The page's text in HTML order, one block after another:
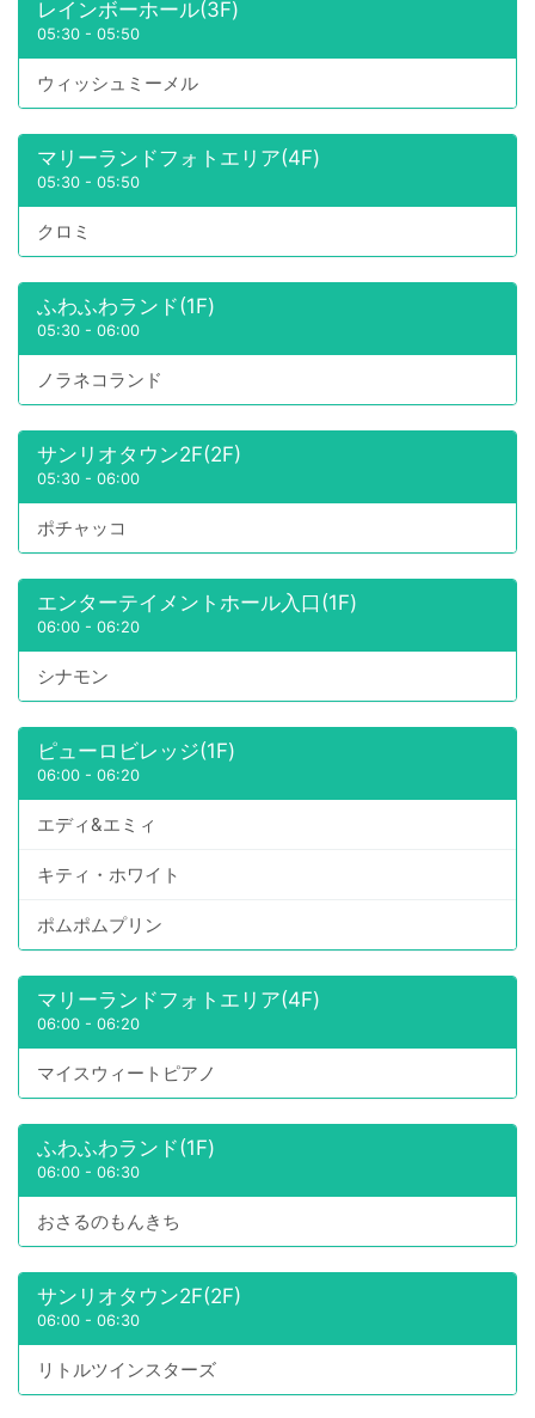
レインボーホール(3F)
05:30 - 05:50
ウィッシュミーメル
マリーランドフォトエリア(4F)
05:30 - 05:50
クロミ
ふわふわランド(1F)
05:30 - 06:00
ノラネコランド
サンリオタウン2F(2F)
05:30 - 06:00
ポチャッコ
エンターテイメントホール入口(1F)
06:00 - 06:20
シナモン
ピューロビレッジ(1F)
06:00 - 06:20
エディ&エミィ
キティ・ホワイト
ポムポムプリン
マリーランドフォトエリア(4F)
06:00 - 06:20
マイスウィートピアノ
ふわふわランド(1F)
06:00 - 06:30
おさるのもんきち
サンリオタウン2F(2F)
06:00 - 06:30
リトルツインスターズ